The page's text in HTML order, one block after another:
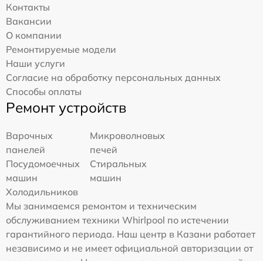
Контакты
Вакансии
О компании
Ремонтируемые модели
Наши услуги
Согласие на обработку персональных данных
Способы оплаты
Ремонт устройств
Варочных
панелей
Микроволновых
печей
Посудомоечных
машин
Стиральных
машин
Холодильников
Мы занимаемся ремонтом и техническим
обслуживанием техники Whirlpool по истечении
гарантийного периода. Наш центр в Казани работает
независимо и не имеет официальной авторизации от